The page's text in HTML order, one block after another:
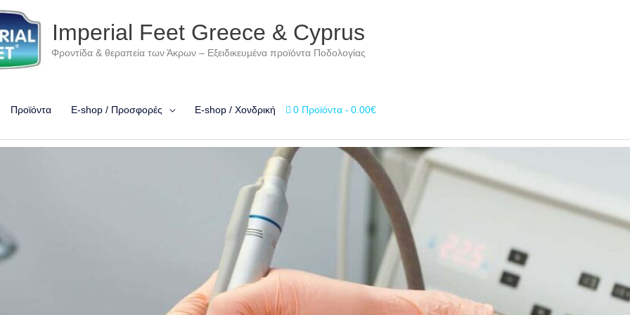
Imperial Feet Greece & Cyprus
Φροντίδα & θεραπεία των Άκρων – Εξειδικευμένα προϊόντα Ποδολογίας
Προϊόντα E-shop / Προσφορές E-shop / Χονδρική 0 Προϊόντα 0.00€